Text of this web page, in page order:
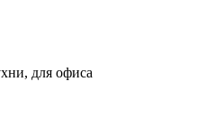
для офиса